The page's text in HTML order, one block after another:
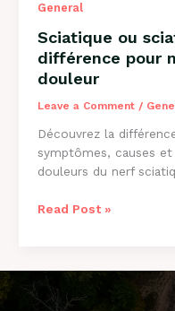
et
solutions
à
l’ostéopathie
General
Sciatique ou
différence pour
douleur
Leave a Comment /
Découvrez la
symptômes, causes
douleurs du nerf
Sciatique
comprendre
Read Post »